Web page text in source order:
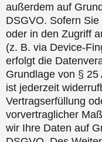
außerdem auf
DSGVO. Sofern
oder in den Zugriff
(z. B. via Device-
erfolgt die
Grundlage von §
ist jederzeit
Vertragserfüllung
vorvertraglicher
wir Ihre Daten auf